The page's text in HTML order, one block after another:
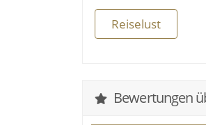
Da ich die Liebe
mallorquinischen
ganz eng mit der
Reiselust
Bewertungen